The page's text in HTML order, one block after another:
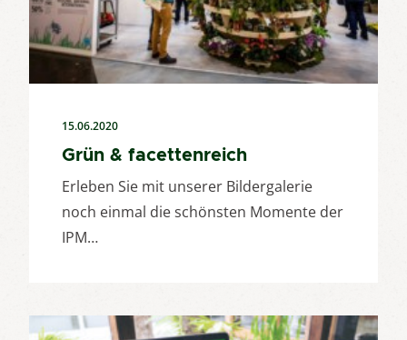
15.06.2020
Grün & facettenreich
Erleben Sie mit unserer Bildergalerie
noch einmal die schönsten Momente der
IPM…